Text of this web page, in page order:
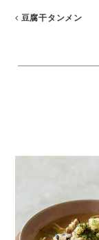
豆腐干タンメン